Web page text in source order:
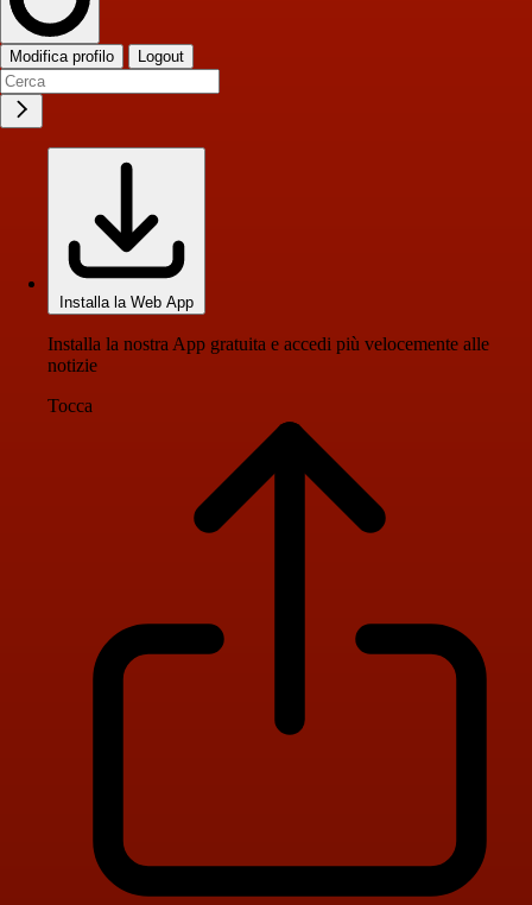
Modifica profilo Logout
Installa la Web App
Installa la nostra App gratuita e accedi più velocemente alle
notizie
Tocca